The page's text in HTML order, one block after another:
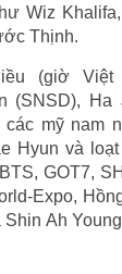
Wiz
Thịnh.
(giờ Việt
(SNSD), Ha
các mỹ nam
Hyun và
GOT7,
Expo,
Ah